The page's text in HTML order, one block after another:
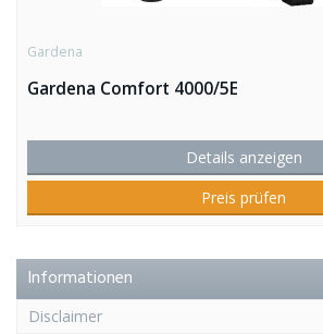
Gardena
Gardena Comfort 4000/5E
Details anzeigen
Preis prüfen
Informationen
Disclaimer